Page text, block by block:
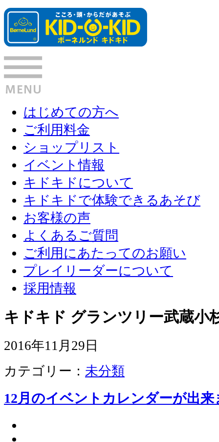
はじめての方へ
ご利用料金
ショップリスト
イベント情報
キドキドについて
キドキドで体験できるあそび
お客様の声
よくあるご質問
ご利用にあたってのお願い
プレイリーダーについて
採用情報
キドキド グランツリー武蔵小
2016年11月29日
カテゴリー： 未分類
12月のイベントカレンダーが出来